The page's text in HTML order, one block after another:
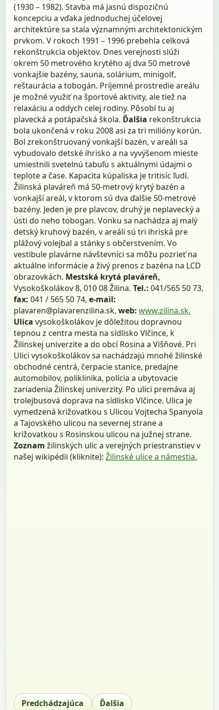
(1930 – 1982). Stavba má jasnú dispozičnú
koncepciu a vďaka jednoduchej účelovej
architektúre sa stala významným architektonickým
prvkom. V rokoch 1991 – 1996 prebehla celková
rekonštrukcia objektov. Dnes verejnosti slúži
okrem 50 metrového krytého aj dva 50 metrové
vonkajšie bazény, sauna, solárium, minigolf,
reštaurácia a tobogán. Príjemné prostredie areálu
je možné využiť na športové aktivity, ale tiež na
relaxáciu a oddych celej rodiny. Pôsobí tu aj
plavecká a potápačská škola. Ďalšia rekonštrukcia
bola ukončená v roku 2008 asi za tri milióny korún.
Bol zrekonštruovaný vonkajší bazén, v areáli sa
vybudovalo detské ihrisko a na vyvýšenom mieste
umiestnili svetelnú tabuľu s aktuálnymi údajmi o
teplote a čase. Kapacita kúpaliska je tritisíc ľudí.
Žilinská plaváreň má 50-metrový krytý bazén a
vonkajší areál, v ktorom sú dva ďalšie 50-metrové
bazény. Jeden je pre plavcov, druhý je neplavecký a
ústi do neho tobogan. Vonku sa nachádza aj malý
detský kruhový bazén, v areáli sú tri ihriská pre
plážový volejbal a stánky s občerstvením. Vo
vestibule plavárne návštevníci sa môžu pozrieť na
aktuálne informácie a živý prenos z bazéna na LCD
obrazovkách. Mestská krytá plaváreň,
Vysokoškolákov 8, 010 08 Žilina.Tel.: 041/565 50 73,
fax: 041 / 565 50 74,e-mail:
plavaren@plavarenzilina.sk,web:www.zilina.sk.
Ulica vysokoškolákov je dôležitou dopravnou
tepnou z centra mesta na sídlisko Vlčince, k
Žilinskej univerzite a do obcí Rosina a Višňové. Pri
Ulici vysokoškolákov sa nachádzajú mnohé žilinské
obchodné centrá, čerpacie stanice, predajne
automobilov, poliklinika, polícia a ubytovacie
zariadenia Žilinskej univerzity. Po ulici premáva aj
trolejbusová doprava na sídlisko Vlčince. Ulica je
vymedzená križovatkou s Ulicou Vojtecha Spanyola
a Tajovského ulicou na severnej strane a
križovatkou s Rosinskou ulicou na južnej strane.
Zoznamžilinských ulíc a verejných priestranstiev v
našej wikipédii (kliknite):Žilinské ulice a námestia.
Predchádzajúca Ďalšia